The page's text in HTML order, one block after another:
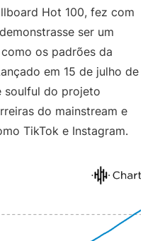
Hot 100, fez com
ser um
os padrões da
em 15 de julho de
soulful do projeto
do mainstream e
TikTok e Instagram.